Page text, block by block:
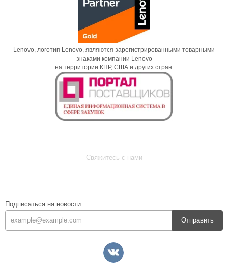
Lenovo, логотип Lenovo, являются зарегистрированными товарными
знаками компании Lenovo
на территории КНР, США и других стран.
Свяжитесь с нами
Подписаться на новости
Отправить